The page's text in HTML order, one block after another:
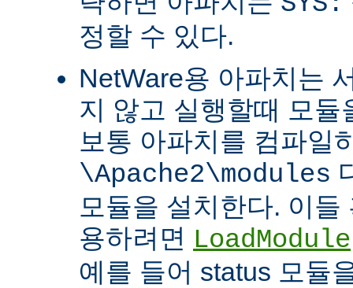
정할 수 있다.
NetWare용 아파치는
지 않고 실행할때 모듈
보통 아파치를 컴파일
\Apache2\modules
모듈을 설치한다. 이
용하려면 LoadModule
예를 들어 status 모듈